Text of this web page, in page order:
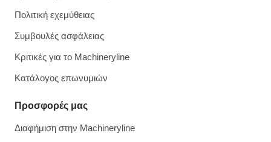
Πολιτική εχεμύθειας
Συμβουλές ασφάλειας
Κριτικές για το Machineryline
Κατάλογος επωνυμιών
Προσφορές μας
Διαφήμιση στην Machineryline